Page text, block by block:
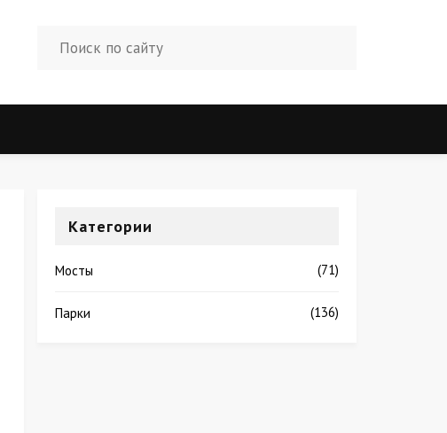
Категории
Мосты (71)
Парки (136)